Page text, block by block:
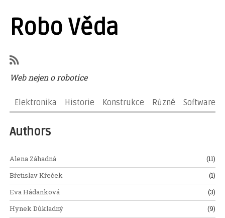
Robo Věda
Web nejen o robotice
Elektronika Historie Konstrukce Různé Software
Authors
Alena Záhadná
(11)
Břetislav Křeček
(1)
Eva Hádanková
(3)
Hynek Důkladný
(9)